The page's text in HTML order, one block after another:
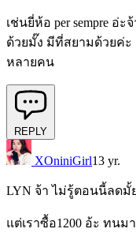
เช่นยี่ห้อ per sempre อ่
ด้วยมั๊ง มีที่สยามด้วยค่
หลายคน
REPLY
XOniniGirl13 yr.
LYN จ้า ไม่รู้ตอนนี้ลดมั้
แต่เราซื้อ1200 อ้ะ ทนม